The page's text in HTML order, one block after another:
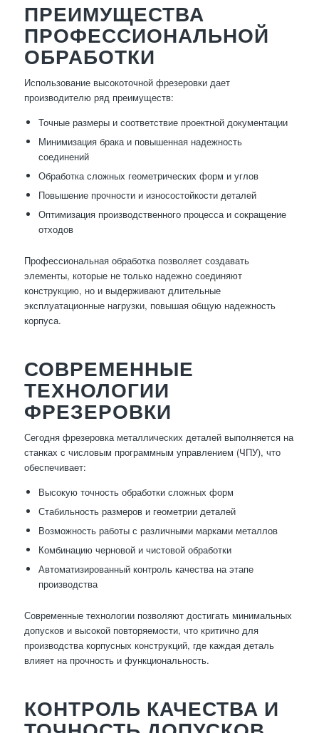
ПРЕИМУЩЕСТВА
ПРОФЕССИОНАЛЬНОЙ
ОБРАБОТКИ
Использование высокоточной фрезеровки дает
производителю ряд преимуществ:
Точные размеры и соответствие проектной документации
Минимизация брака и повышенная надежность
соединений
Обработка сложных геометрических форм и углов
Повышение прочности и износостойкости деталей
Оптимизация производственного процесса и сокращение
отходов
Профессиональная обработка позволяет создавать
элементы, которые не только надежно соединяют
конструкцию, но и выдерживают длительные
эксплуатационные нагрузки, повышая общую надежность
корпуса.
СОВРЕМЕННЫЕ
ТЕХНОЛОГИИ
ФРЕЗЕРОВКИ
Сегодня фрезеровка металлических деталей выполняется на
станках с числовым программным управлением (ЧПУ), что
обеспечивает:
Высокую точность обработки сложных форм
Стабильность размеров и геометрии деталей
Возможность работы с различными марками металлов
Комбинацию черновой и чистовой обработки
Автоматизированный контроль качества на этапе
производства
Современные технологии позволяют достигать минимальных
допусков и высокой повторяемости, что критично для
производства корпусных конструкций, где каждая деталь
влияет на прочность и функциональность.
КОНТРОЛЬ КАЧЕСТВА И